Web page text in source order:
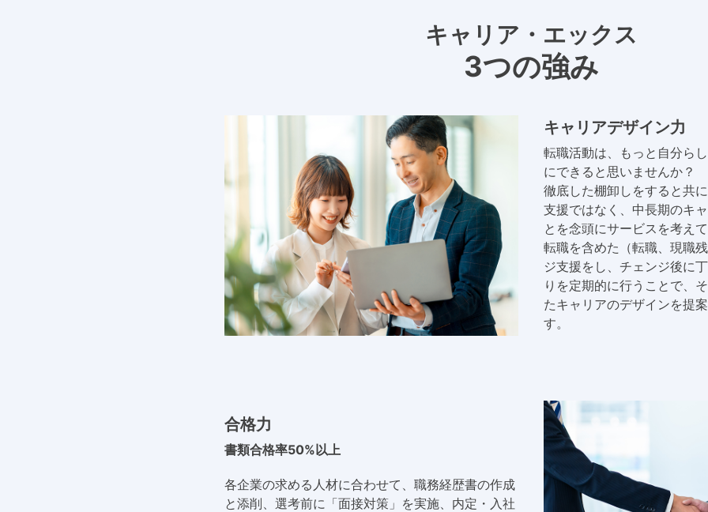
キャリア・エックス
3つの強み
キャリアデザイン力
転職活動は、もっと自分ら
にできると思いませんか？
徹底した棚卸しをすると共
支援ではなく、中長期のキ
とを念頭にサービスを考え
転職を含めた（転職、現職
ジ支援をし、チェンジ後に
りを定期的に行うことで、
たキャリアのデザインを提
す。
合格力
書類合格率50%以上
各企業の求める人材に合わせて、職務経歴書の作成
と添削、選考前に「面接対策」を実施、内定・入社